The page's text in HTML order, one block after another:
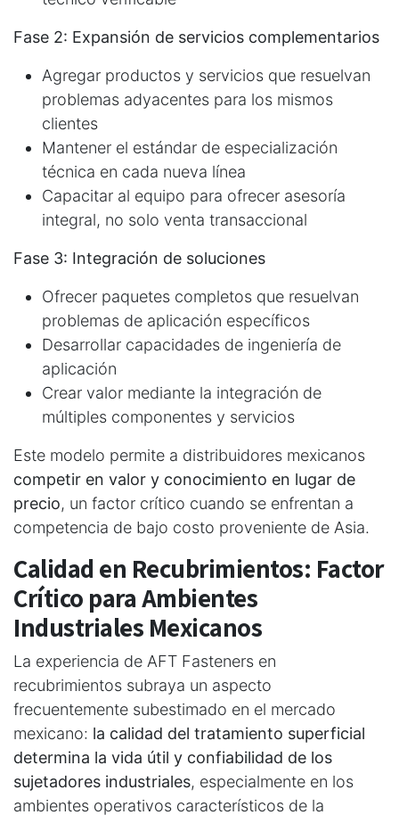
Fase 2: Expansión de servicios complementarios
Agregar productos y servicios que resuelvan
problemas adyacentes para los mismos
clientes
Mantener el estándar de especialización
técnica en cada nueva línea
Capacitar al equipo para ofrecer asesoría
integral, no solo venta transaccional
Fase 3: Integración de soluciones
Ofrecer paquetes completos que resuelvan
problemas de aplicación específicos
Desarrollar capacidades de ingeniería de
aplicación
Crear valor mediante la integración de
múltiples componentes y servicios
Este modelo permite a distribuidores mexicanos
competir en valor y conocimiento en lugar de
precio, un factor crítico cuando se enfrentan a
competencia de bajo costo proveniente de Asia.
Calidad en Recubrimientos: Factor
Crítico para Ambientes
Industriales Mexicanos
La experiencia de AFT Fasteners en
recubrimientos subraya un aspecto
frecuentemente subestimado en el mercado
mexicano: la calidad del tratamiento superficial
determina la vida útil y confiabilidad de los
sujetadores industriales, especialmente en los
ambientes operativos característicos de la